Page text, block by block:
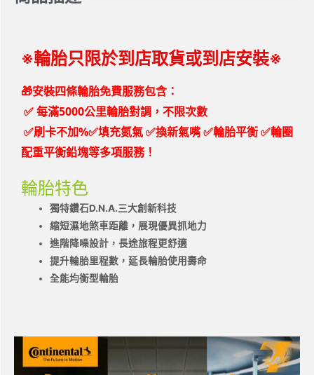
※輪胎只限於到店取貨或到店安裝※
🎁安裝四條輪胎免費服務包含：
✅每滿5000公里輪胎對調，不限次數
✅刷卡不加%✅填充氮氣 ✅換新氣嘴 ✅輪胎平衡 ✅輪圈
配重平衡鉛塊等多項服務！
輪胎特色
獨特鑽石D.N.A.三大創新科技
縮短濕地煞車距離，展現優異抓地力
進階降噪設計，長途旅程更舒適
提升輪胎里程數，延長輪胎使用壽命
全能均衡型輪胎